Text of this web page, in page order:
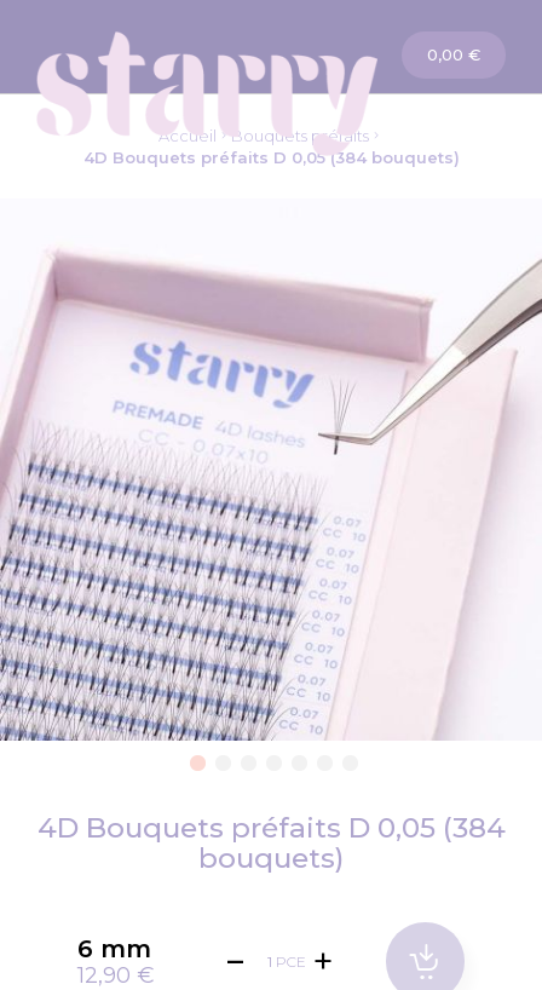
Panier
0,00 €
galerie
d’images
d’images
4D Bouquets préfaits D 0,05 (384
bouquets)
Accueil
Bouquets préfaits
4D Bouquets préfaits D 0,05 (384 bouquets)
6 mm
12,90 €
PCE